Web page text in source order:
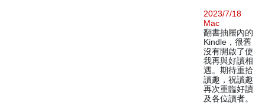
2023/7/18
Mac
翻書抽屜內的
Kindle，很舊
沒有開啟了使
我再與好讀相
遇。期待重拾
讀趣，祝讀趣
再次重臨好讀
及各位讀者。